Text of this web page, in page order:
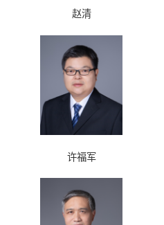
赵清
许福军